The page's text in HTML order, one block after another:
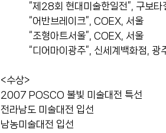
“제28회 현대미술한일전”, 구보타
“어반브레이크”, COEX, 서울
“조형아트서울”, COEX, 서울
“디어마이광주”, 신세계백화점, 광
<수상>
2007 POSCO 불빛 미술대전 특선
전라남도 미술대전 입선
남농미술대전 입선